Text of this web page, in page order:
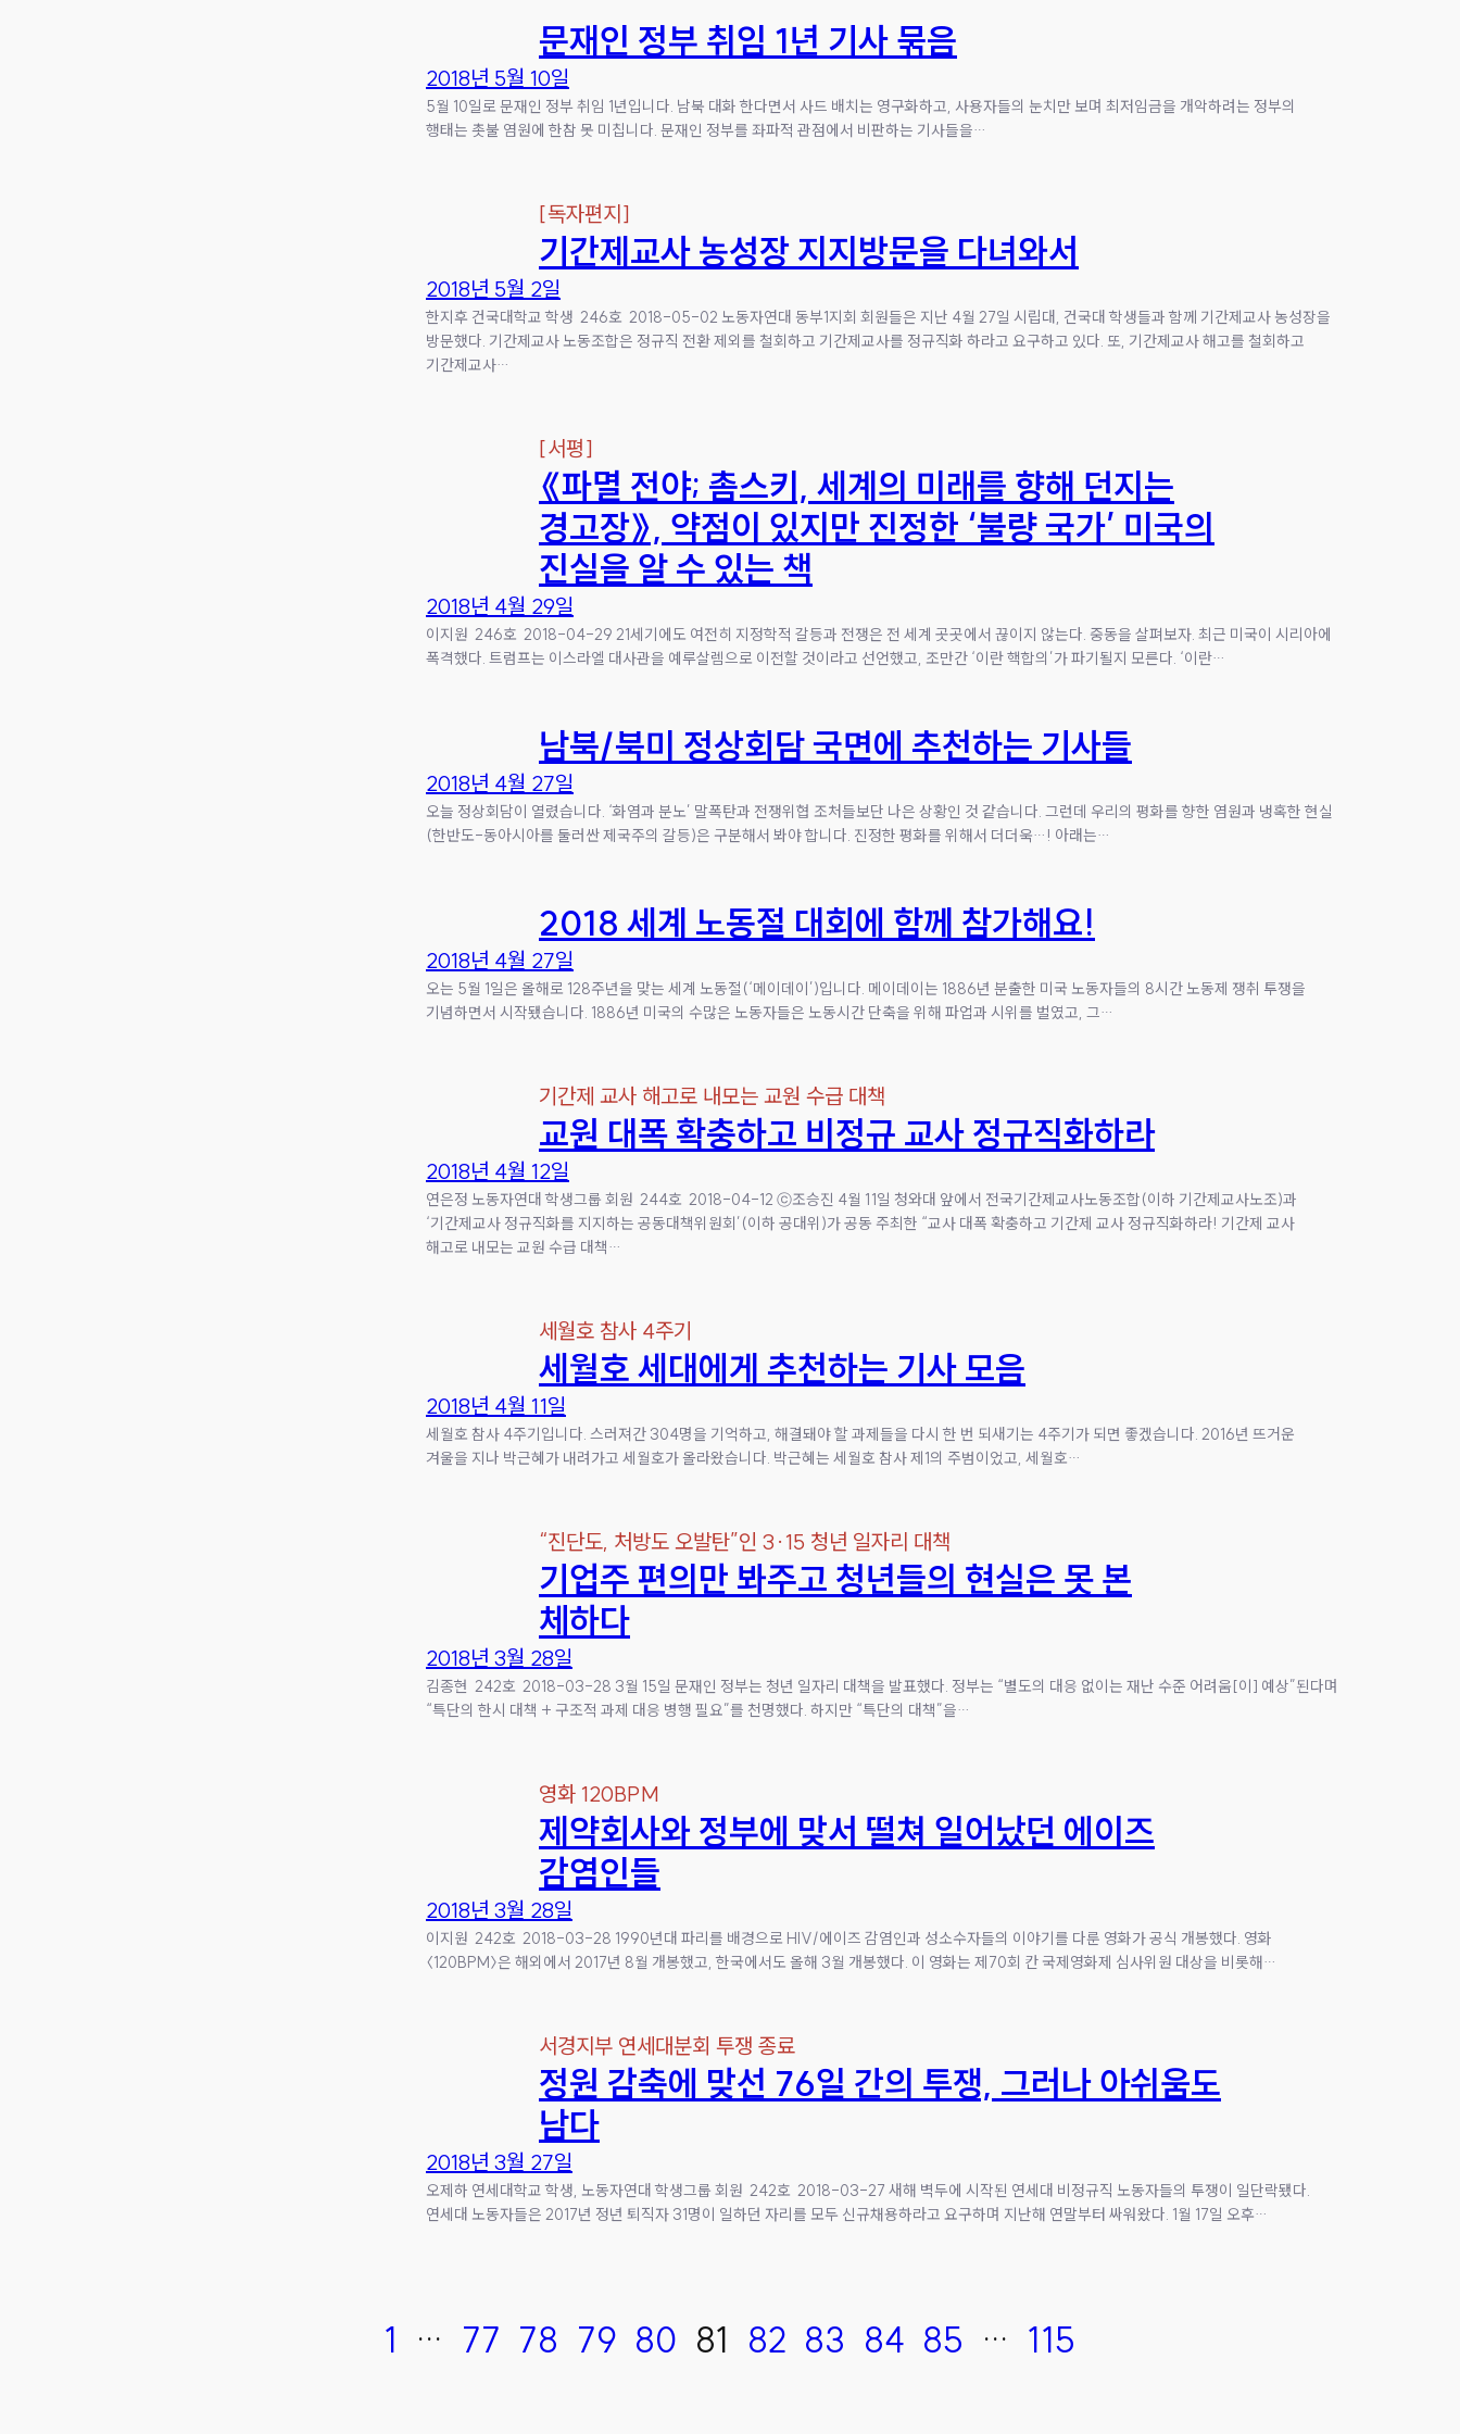
문재인 정부 취임 1년 기사 묶음
2018년 5월 10일
5월 10일로 문재인 정부 취임 1년입니다. 남북 대화 한다면서 사드 배치는 영구화하고, 사용자들의 눈치만 보며 최저임금을 개악하려는 정부의
행태는 촛불 염원에 한참 못 미칩니다. 문재인 정부를 좌파적 관점에서 비판하는 기사들을…
[독자편지]
기간제교사 농성장 지지방문을 다녀와서
2018년 5월 2일
한지후 건국대학교 학생 246호 2018-05-02 노동자연대 동부1지회 회원들은 지난 4월 27일 시립대, 건국대 학생들과 함께 기간제교사 농성장을
방문했다. 기간제교사 노동조합은 정규직 전환 제외를 철회하고 기간제교사를 정규직화 하라고 요구하고 있다. 또, 기간제교사 해고를 철회하고
기간제교사…
[서평]
《파멸 전야; 촘스키, 세계의 미래를 향해 던지는
경고장》, 약점이 있지만 진정한 ‘불량 국가’ 미국의
진실을 알 수 있는 책
2018년 4월 29일
이지원 246호 2018-04-29 21세기에도 여전히 지정학적 갈등과 전쟁은 전 세계 곳곳에서 끊이지 않는다. 중동을 살펴보자. 최근 미국이 시리아에
폭격했다. 트럼프는 이스라엘 대사관을 예루살렘으로 이전할 것이라고 선언했고, 조만간 ‘이란 핵합의’가 파기될지 모른다. ‘이란…
남북/북미 정상회담 국면에 추천하는 기사들
2018년 4월 27일
오늘 정상회담이 열렸습니다. ‘화염과 분노’ 말폭탄과 전쟁위협 조처들보단 나은 상황인 것 같습니다. 그런데 우리의 평화를 향한 염원과 냉혹한 현실
(한반도-동아시아를 둘러싼 제국주의 갈등)은 구분해서 봐야 합니다. 진정한 평화를 위해서 더더욱…! 아래는…
2018 세계 노동절 대회에 함께 참가해요!
2018년 4월 27일
오는 5월 1일은 올해로 128주년을 맞는 세계 노동절(‘메이데이’)입니다. 메이데이는 1886년 분출한 미국 노동자들의 8시간 노동제 쟁취 투쟁을
기념하면서 시작됐습니다. 1886년 미국의 수많은 노동자들은 노동시간 단축을 위해 파업과 시위를 벌였고, 그…
기간제 교사 해고로 내모는 교원 수급 대책
교원 대폭 확충하고 비정규 교사 정규직화하라
2018년 4월 12일
연은정 노동자연대 학생그룹 회원 244호 2018-04-12 ⓒ조승진 4월 11일 청와대 앞에서 전국기간제교사노동조합(이하 기간제교사노조)과
‘기간제교사 정규직화를 지지하는 공동대책위원회’(이하 공대위)가 공동 주최한 “교사 대폭 확충하고 기간제 교사 정규직화하라! 기간제 교사
해고로 내모는 교원 수급 대책…
세월호 참사 4주기
세월호 세대에게 추천하는 기사 모음
2018년 4월 11일
세월호 참사 4주기입니다. 스러져간 304명을 기억하고, 해결돼야 할 과제들을 다시 한 번 되새기는 4주기가 되면 좋겠습니다. 2016년 뜨거운
겨울을 지나 박근혜가 내려가고 세월호가 올라왔습니다. 박근혜는 세월호 참사 제1의 주범이었고, 세월호…
“진단도, 처방도 오발탄”인 3·15 청년 일자리 대책
기업주 편의만 봐주고 청년들의 현실은 못 본
체하다
2018년 3월 28일
김종현 242호 2018-03-28 3월 15일 문재인 정부는 청년 일자리 대책을 발표했다. 정부는 “별도의 대응 없이는 재난 수준 어려움[이] 예상”된다며
“특단의 한시 대책 + 구조적 과제 대응 병행 필요”를 천명했다. 하지만 “특단의 대책”을…
영화 120BPM
제약회사와 정부에 맞서 떨쳐 일어났던 에이즈
감염인들
2018년 3월 28일
이지원 242호 2018-03-28 1990년대 파리를 배경으로 HIV/에이즈 감염인과 성소수자들의 이야기를 다룬 영화가 공식 개봉했다. 영화
〈120BPM〉은 해외에서 2017년 8월 개봉했고, 한국에서도 올해 3월 개봉했다. 이 영화는 제70회 칸 국제영화제 심사위원 대상을 비롯해…
서경지부 연세대분회 투쟁 종료
정원 감축에 맞선 76일 간의 투쟁, 그러나 아쉬움도
남다
2018년 3월 27일
오제하 연세대학교 학생, 노동자연대 학생그룹 회원 242호 2018-03-27 새해 벽두에 시작된 연세대 비정규직 노동자들의 투쟁이 일단락됐다.
연세대 노동자들은 2017년 정년 퇴직자 31명이 일하던 자리를 모두 신규채용하라고 요구하며 지난해 연말부터 싸워왔다. 1월 17일 오후…
1 … 77 78 79 80 81 82 83 84 85 … 115